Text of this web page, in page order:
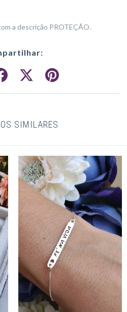
a descrição PROTEÇÃO.
SIMILARES